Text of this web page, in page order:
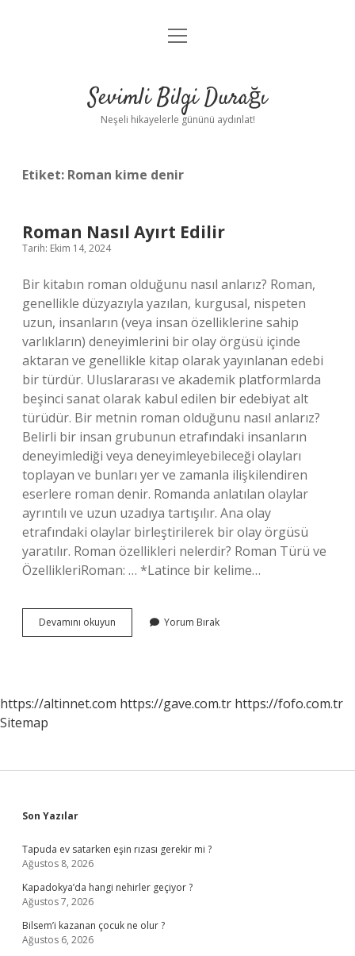
Anasayfa
Yasal Uyarı
menüyü
Sevimli Bilgi Durağı
Neşeli hikayelerle gününü aydınlat!
Etiket: Roman kime denir
Roman Nasıl Ayırt Edilir
Tarih: Ekim 14, 2024
Bir kitabın roman olduğunu nasıl anlarız? Roman,
genellikle düzyazıyla yazılan, kurgusal, nispeten
uzun, insanların (veya insan özelliklerine sahip
varlıkların) deneyimlerini bir olay örgüsü içinde
aktaran ve genellikle kitap olarak yayınlanan edebi
bir türdür. Uluslararası ve akademik platformlarda
beşinci sanat olarak kabul edilen bir edebiyat alt
türüdür. Bir metnin roman olduğunu nasıl anlarız?
Belirli bir insan grubunun etrafındaki insanların
deneyimlediği veya deneyimleyebileceği olayları
toplayan ve bunları yer ve zamanla ilişkilendiren
eserlere roman denir. Romanda anlatılan olaylar
ayrıntılı ve uzun uzadıya tartışılır. Ana olay
etrafındaki olaylar birleştirilerek bir olay örgüsü
yaratılır. Roman özellikleri nelerdir? Roman Türü ve
ÖzellikleriRoman: … *Latince bir kelime…
Devamını okuyun
Nasıl
Yorum Bırak
https://altinnet.com https://gave.com.tr https://fofo.com.tr
Sitemap
Sidebar
Son Yazılar
Tapuda ev satarken eşin rızası gerekir mi ?
Ağustos 8, 2026
Kapadokya’da hangi nehirler geçiyor ?
Ağustos 7, 2026
Bilsem’i kazanan çocuk ne olur ?
Ağustos 6, 2026